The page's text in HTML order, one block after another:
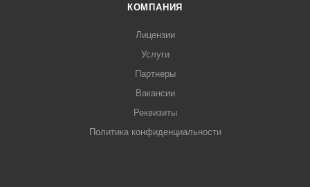
КОМПАНИЯ
Лицензии
Услуги
Партнеры
Вакансии
Реквизиты
Политика конфиденциальности